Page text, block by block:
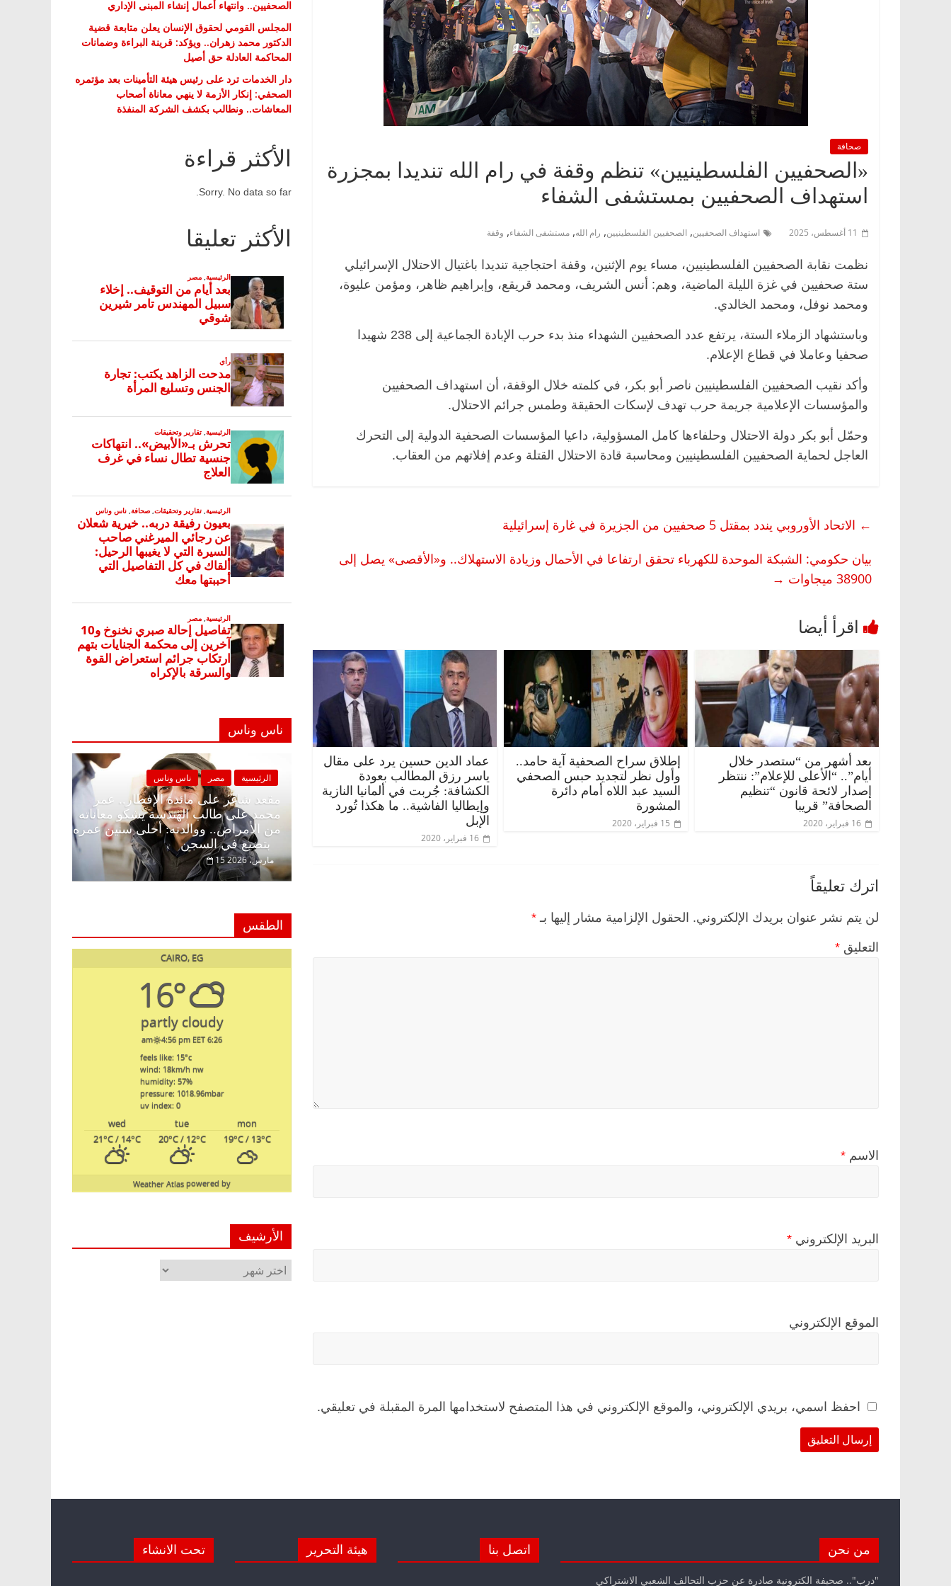
صحافة
«الصحفيين الفلسطينيين» تنظم وقفة في رام الله تنديدا بمجزرة
استهداف الصحفيين بمستشفى الشفاء
11 أغسطس، 2025 استهداف الصحفيين, الصحفيين الفلسطينيين, رام الله, مستشفى الشفاء, وقفة
نظمت نقابة الصحفيين الفلسطينيين، مساء يوم الإثنين، وقفة احتجاجية تنديدا باغتيال الاحتلال الإسرائيلي
ستة صحفيين في غزة الليلة الماضية، وهم: أنس الشريف، ومحمد قريقع، وإبراهيم ظاهر، ومؤمن عليوة،
ومحمد نوفل، ومحمد الخالدي.
وباستشهاد الزملاء الستة، يرتفع عدد الصحفيين الشهداء منذ بدء حرب الإبادة الجماعية إلى 238 شهيدا
صحفيا وعاملا في قطاع الإعلام.
وأكد نقيب الصحفيين الفلسطينيين ناصر أبو بكر، في كلمته خلال الوقفة، أن استهداف الصحفيين
والمؤسسات الإعلامية جريمة حرب تهدف لإسكات الحقيقة وطمس جرائم الاحتلال.
وحمّل أبو بكر دولة الاحتلال وحلفاءها كامل المسؤولية، داعيا المؤسسات الصحفية الدولية إلى التحرك
العاجل لحماية الصحفيين الفلسطينيين ومحاسبة قادة الاحتلال القتلة وعدم إفلاتهم من العقاب.
← الاتحاد الأوروبي يندد بمقتل 5 صحفيين من الجزيرة في غارة إسرائيلية
بيان حكومي: الشبكة الموحدة للكهرباء تحقق ارتفاعا في الأحمال وزيادة الاستهلاك.. و«الأقصى» يصل إلى
38900 ميجاوات
→
بعد أشهر من “ستصدر خلال
أيام”.. “الأعلى للإعلام”: ننتظر
إصدار لائحة قانون “تنظيم
الصحافة” قريبا
16 فبراير، 2020
إطلاق سراح الصحفية آية حامد..
وأول نظر لتجديد حبس الصحفي
السيد عبد اللاه أمام دائرة
المشورة
15 فبراير، 2020
عماد الدين حسين يرد على مقال
ياسر رزق المطالب بعودة
الكشافة: جُربت في ألمانيا النازية
وإيطاليا الفاشية.. ما هكذا تُورد
الإبل
16 فبراير، 2020
اترك تعليقاً
لن يتم نشر عنوان بريدك الإلكتروني. الحقول الإلزامية مشار إليها بـ *
التعليق *
الاسم *
البريد الإلكتروني *
الموقع الإلكتروني
احفظ اسمي، بريدي الإلكتروني، والموقع الإلكتروني في هذا المتصفح لاستخدامها المرة المقبلة في تعليقي.
الصحفيين.. وانتهاء أعمال إنشاء المبنى الإداري
المجلس القومي لحقوق الإنسان يعلن متابعة قضية
الدكتور محمد زهران.. ويؤكد: قرينة البراءة وضمانات
المحاكمة العادلة حق أصيل
دار الخدمات ترد على رئيس هيئة التأمينات بعد مؤتمره
الصحفي: إنكار الأزمة لا ينهي معاناة أصحاب
المعاشات.. ونطالب بكشف الشركة المنفذة
الأكثر قراءة
Sorry. No data so far.
الأكثر تعليقا
ناس وناس
الرئيسية مصر
مقعد شاغر على مائدة
محمد علي طالب الهندسة
من الأمراض.. ووالدته:
بتضيع في السجن
15 مارس، 2026
ناس وناس
مقعد شاغر على الإفطار وبلكونة بلا زينة
رمضان.. د. عبدالخالق فاروق خبير
اقتصادي في انتظار حلم الحرية ولمة
الرئيسية مصر ناس وناس
مقعد شاغر على مائدة الإفطار.. يحيى
حسين عبدالهادي فارس مقاومة
الخصخصة الذي دافع عن المال العام
الرئيسية مصر ناس وناس
في ذكرى رحيله.. د. نور فرحات فقيه
قانوني دافع عن قضايا الوطن وانحاز
خبير اقتصادي
وحيداً على أبواب
الطقس
CAIRO, EG
16°
partly cloudy
6:26 am
4:56 pm EET
feels like: 15°c
wind: 18km/h nw
humidity: 57%
pressure: 1018.96mbar
uv index: 0
mon
tue
wed
19°C/ 13°C
20°C/ 12°C
21°C/ 14°C
powered by
Weather Atlas
الأرشيف
الأرشيف
من نحن
"درب".. صحيفة الكترونية صادرة عن حزب التحالف الشعبي الاشتراكي
اتصل بنا هيئة التحرير تحت الانشاء